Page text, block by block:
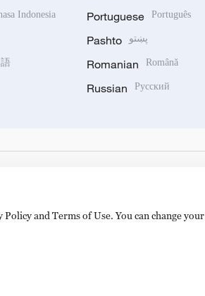
Indonesia Portuguese Português
Pashto پښتو
Romanian Română
Russian Русский
and Terms of Use. You can change your